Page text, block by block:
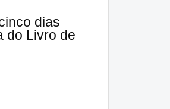
dias
do Livro de